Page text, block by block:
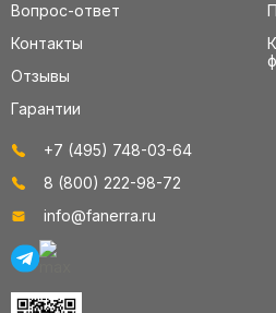
Вопрос-ответ
Контакты
Отзывы
Гарантии
+7 (495) 748-03-64
8 (800) 222-98-72
info@fanerra.ru